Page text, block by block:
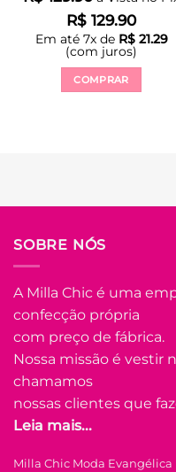
R$ 129.90
Em até 7x de R$21.29
(com juros)
COMPRAR
ser
na
do
produto
SOBRE NÓS
A Milla Chic é uma
confecção própria
com preço de fábrica.
Nossa missão é vestir
chamamos
nossas clientes que
Leia mais...
Milla Chic Moda Evangélica